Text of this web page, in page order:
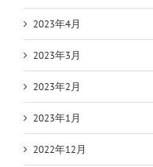
2023年4月
2023年3月
2023年2月
2023年1月
2022年12月